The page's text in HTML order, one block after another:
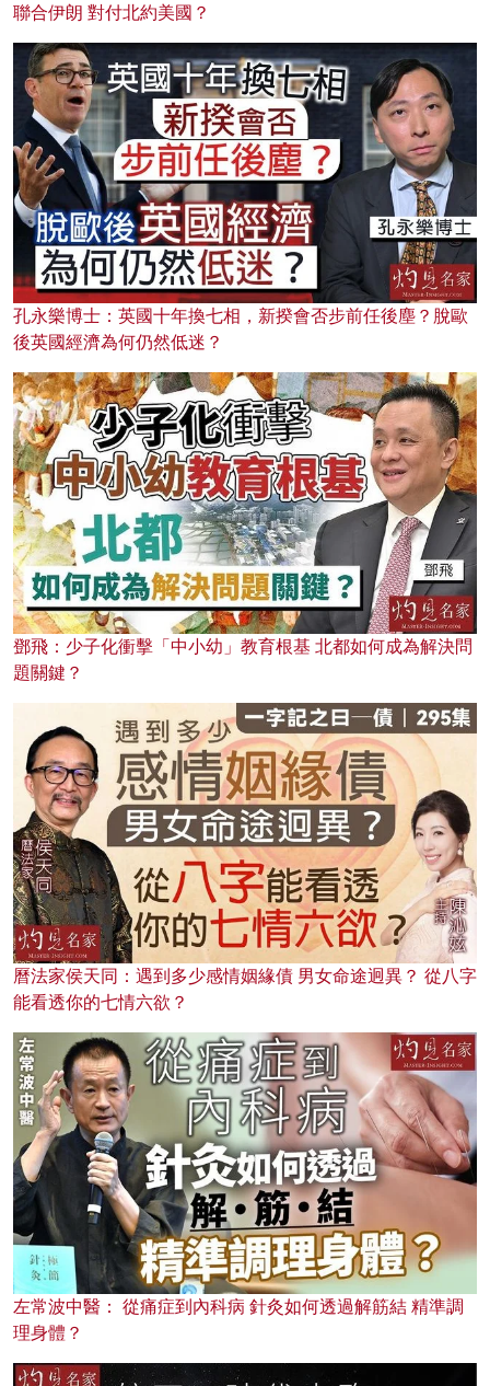
聯合伊朗 對付北約美國？
孔永樂博士：英國十年換七相，新揆會否步前任後塵？脫歐
後英國經濟為何仍然低迷？
鄧飛：少子化衝擊「中小幼」教育根基 北都如何成為解決問
題關鍵？
曆法家侯天同：遇到多少感情姻緣債 男女命途迥異？ 從八字
能看透你的七情六欲？
左常波中醫： 從痛症到內科病 針灸如何透過解筋結 精準調
理身體？